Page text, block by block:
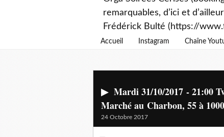
remarquables, d’ici et
Frédérick Bulté (https://
Accueil Instagram Chaîne
▶ Mardi 31/10/2017 - 21:00
Marché au Charbon, 55 à
24 Octobre 2017